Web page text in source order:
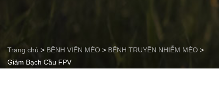
Trang chủ > BỆNH VIỆN MÈO > BỆNH TRUYỀN NHIỄM MÈO >
Giảm Bạch Cầu FPV